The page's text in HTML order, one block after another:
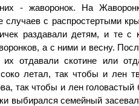
- жаворонок. На
случаев с распростертыми
раздавали детям, и те с
а с ними и весну.
отдавали скотине или
летал, так чтобы и лен
так чтобы и лен
выбирался семейный